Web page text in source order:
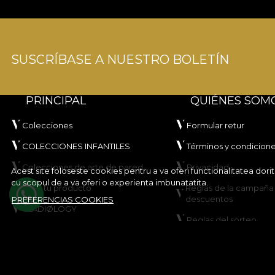
Acest site foloseste cookies pentru a va oferi functionalitatea
cu scopul de a va oferi o experienta imbunatatita.
PREFERENCIAS COOKIES
SUSCRÍBASE A NUESTRO BOLETÍN
PRINCIPAL
Colecciones
COLECCIONES INFANTILES
Colecciones de arte de pared
Crea tu producto
VLADIØLOGY
QUIÉNES
Formular retur
Términos y
Privacidad
Reglas de la
descuentos
Reglas del sorteo